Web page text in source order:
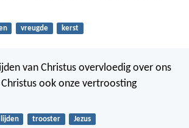
vreugde kerst
van Christus overvloedig over ons
ook onze vertroosting
lijden trooster Jezus